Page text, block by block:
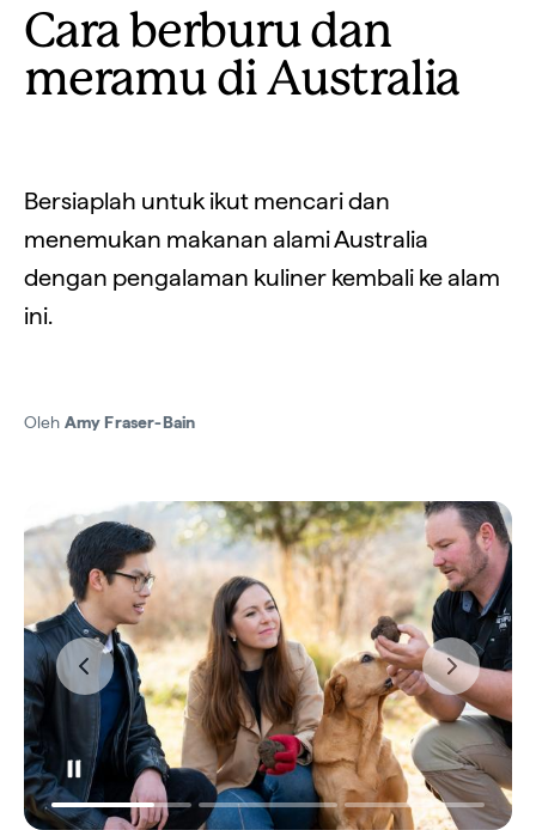
Cara berburu dan
meramu di Australia
Bersiaplah untuk ikut mencari dan
menemukan makanan alami Australia
dengan pengalaman kuliner kembali ke alam
ini.
Oleh Amy Fraser-Bain